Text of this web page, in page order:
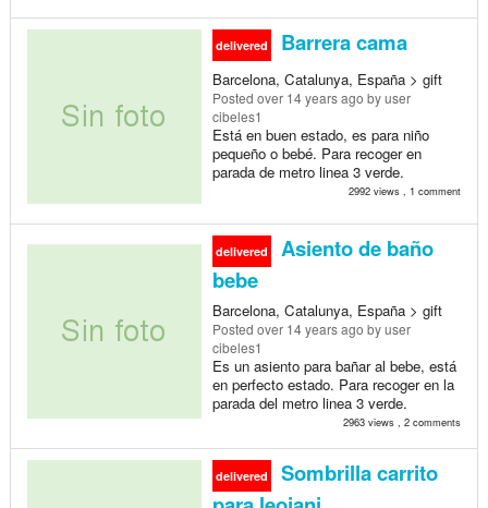
delivered Barrera cama
Barcelona, Catalunya, España > gift
Posted over 14 years ago by user
cibeles1
Está en buen estado, es para niño
pequeño o bebé. Para recoger en
parada de metro linea 3 verde.
2992 views , 1 comment
delivered
Asiento de baño
bebe
Barcelona, Catalunya, España > gift
Posted over 14 years ago by user
cibeles1
Es un asiento para bañar al bebe, está
en perfecto estado. Para recoger en la
parada del metro linea 3 verde.
2963 views , 2 comments
delivered
Sombrilla carrito